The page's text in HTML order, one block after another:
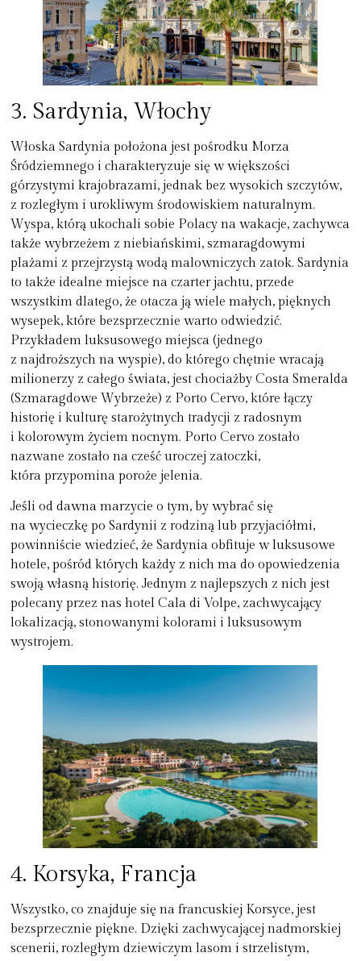
3. Sardynia, Włochy
Włoska Sardynia położona jest pośrodku Morza
Śródziemnego i charakteryzuje się w większości
górzystymi krajobrazami, jednak bez wysokich szczytów,
z rozległym i urokliwym środowiskiem naturalnym.
Wyspa, którą ukochali sobie Polacy na wakacje, zachywca
także wybrzeżem z niebiańskimi, szmaragdowymi
plażami z przejrzystą wodą malowniczych zatok. Sardynia
to także idealne miejsce na czarter jachtu, przede
wszystkim dlatego, że otacza ją wiele małych, pięknych
wysepek, które bezsprzecznie warto odwiedzić.
Przykładem luksusowego miejsca (jednego
z najdroższych na wyspie), do którego chętnie wracają
milionerzy z całego świata, jest chociażby Costa Smeralda
(Szmaragdowe Wybrzeże) z Porto Cervo, które łączy
historię i kulturę starożytnych tradycji z radosnym
i kolorowym życiem nocnym. Porto Cervo zostało
nazwane zostało na cześć uroczej zatoczki,
która przypomina poroże jelenia.
Jeśli od dawna marzycie o tym, by wybrać się
na wycieczkę po Sardynii z rodziną lub przyjaciółmi,
powinniście wiedzieć, że Sardynia obfituje w luksusowe
hotele, pośród których każdy z nich ma do opowiedzenia
swoją własną historię. Jednym z najlepszych z nich jest
polecany przez nas hotel Cala di Volpe, zachwycający
lokalizacją, stonowanymi kolorami i luksusowym
wystrojem.
4. Korsyka, Francja
Wszystko, co znajduje się na francuskiej Korsyce, jest
bezsprzecznie piękne. Dzięki zachwycającej nadmorskiej
scenerii, rozległym dziewiczym lasom i strzelistym,